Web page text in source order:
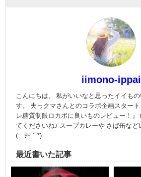
iimono-ippai
こんにちは。 私がいいなと思ったイイも
す。 夫っクマさんとのコラボ企画スター
レ糖質制限ロカボに良いものレビュー！』
てくださいね♪ スープカレーや さば缶など
(´艸｀*)
最近書いた記事